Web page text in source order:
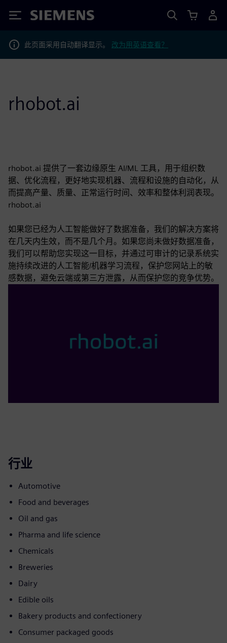
Siemens
此页面采用自动翻译显示。 改为用英语查看？
rhobot.ai
rhobot.ai 提供了一套边缘原生 AI/ML 工具，用于组织数
据、优化流程，更好地实现机器、流程和设施的自动化，从
而提高产量、质量、正常运行时间、效率和整体利润表现。
rhobot.ai
如果您已经为人工智能做好了数据准备，我们的解决方案将
在几天内生效，而不是几个月。如果您尚未做好数据准备，
我们可以帮助您实现这一目标，并通过可审计的记录系统实
施持续改进的人工智能/机器学习流程，保护您网站上的敏
感数据，避免云端或第三方泄露，从而保护您的竞争优势。
行业
Automotive
Food and beverages
Oil and gas
Pharma and life science
Chemicals
Breweries
Dairy
Edible oils
Bakery products and confectionery
Consumer packaged goods